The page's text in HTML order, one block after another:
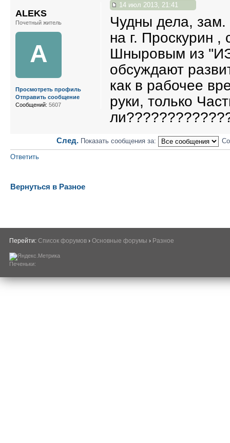
14 июл 2013, 21:41
Чудны дела, зам.
на г. Проскурин ,
Шныровым из
обсуждают
как в рабочее
руки, только
ALEKS
Почетный житель
A
Просмотреть профиль
Отправить сообщение
Сообщений: 5607
След. Показать сообщения за:
Ответить
Вернуться в Разное
Перейти: Список форумов › Основные форумы › Разное
Печеньки: